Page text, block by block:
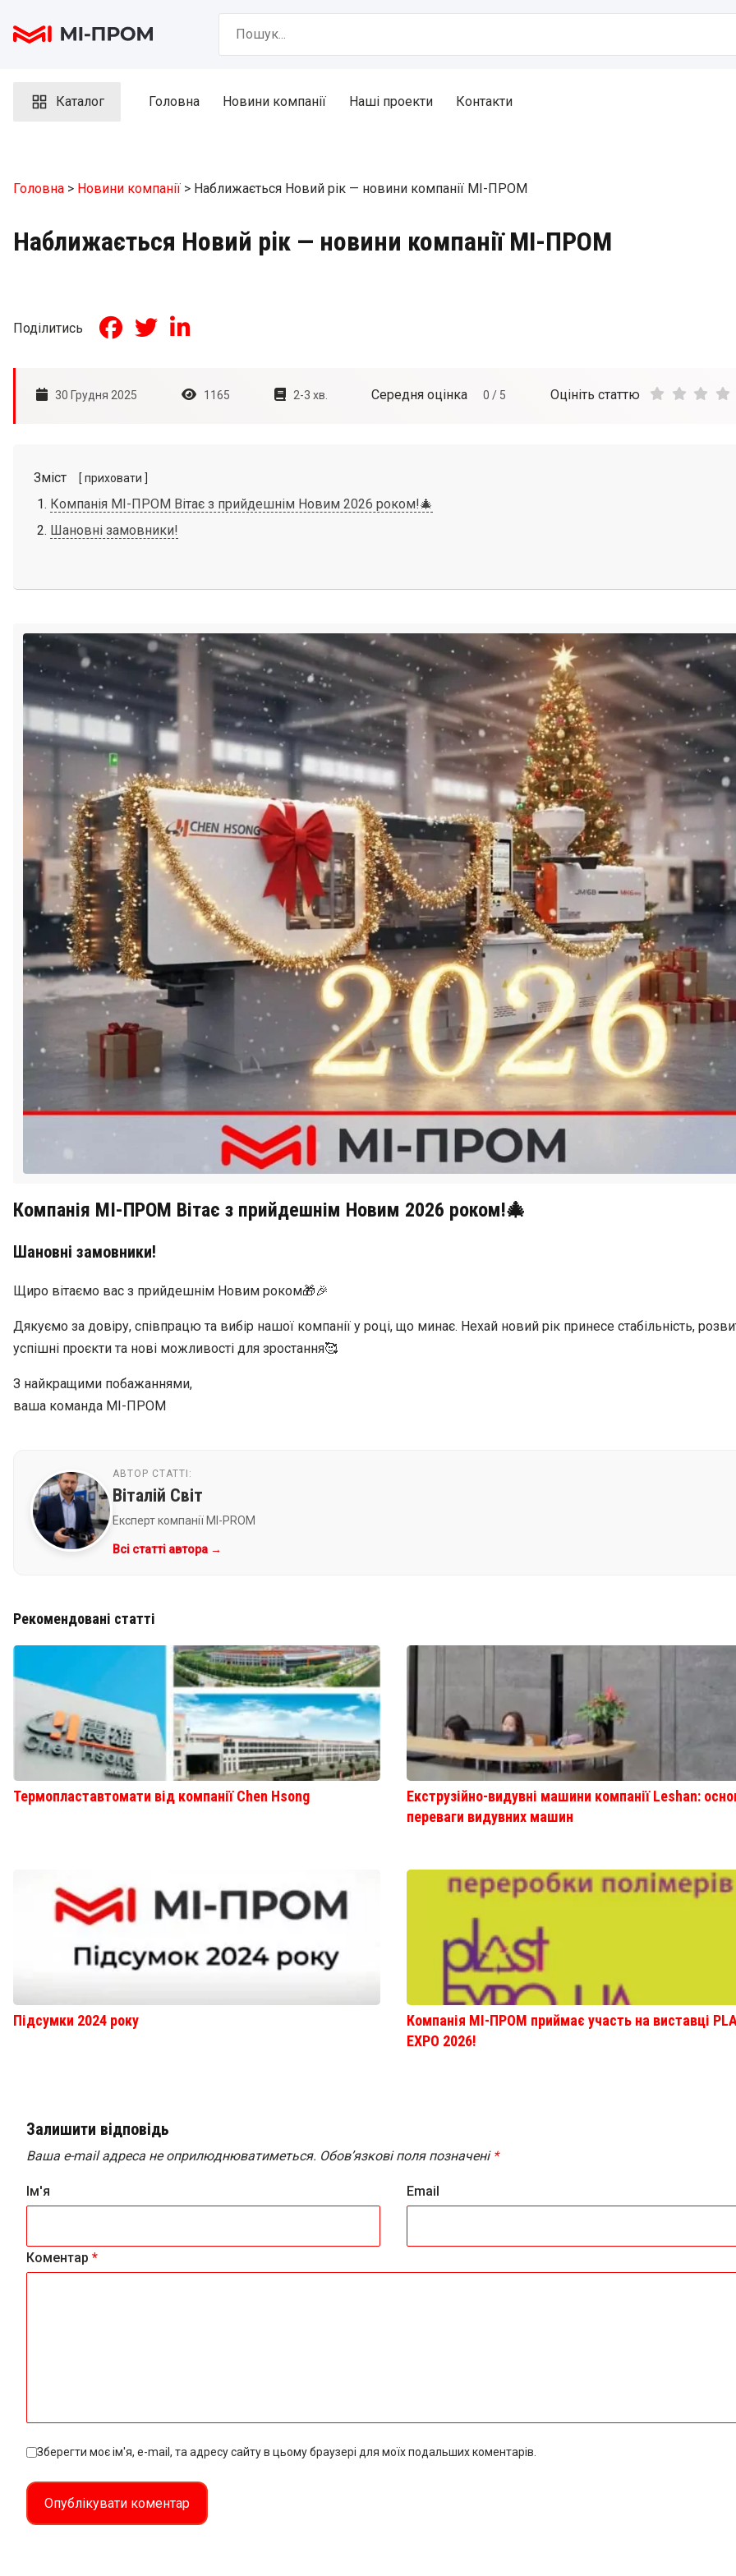
content
for:
Каталог Головна Новини компанії Наші проекти Контакти
Головна > Новини компанії > Наближається Новий рік — новини компанії МІ-ПРОМ
Наближається Новий рік — новини компанії МІ-ПРОМ
Поділитись
30 Грудня 2025 1165 2-3 хв. Середня оцінка 0 / 5 Оцініть статтю
Зміст [ приховати ]
Компанія МІ-ПРОМ Вітає з прийдешнім Новим 2026 роком!🎄
Шановні замовники!
Компанія МІ-ПРОМ Вітає з прийдешнім Новим 2026 роком!🎄
Шановні замовники!
Щиро вітаємо вас з прийдешнім Новим роком🎁🎉
Дякуємо за довіру, співпрацю та вибір нашої компанії у році, що минає. Нехай новий рік принесе стабільність,
успішні проєкти та нові можливості для зростання🥰
З найкращими побажаннями,
ваша команда МІ-ПРОМ
АВТОР СТАТТІ:
Віталій Світ
Експерт компанії MI-PROM
Всі статті автора →
Рекомендовані статті
Термопластавтомати від компанії Chen Hsong
Екструзійно-видувні машини компанії Leshan:
переваги видувних машин
Підсумки 2024 року
Компанія МІ-ПРОМ приймає участь на виставці
EXPO 2026!
Залишити відповідь
Ваша e-mail адреса не оприлюднюватиметься. Обов’язкові поля позначені *
Ім'я Email
Коментар *
Зберегти моє ім'я, e-mail, та адресу сайту в цьому браузері для моїх подальших коментарів.